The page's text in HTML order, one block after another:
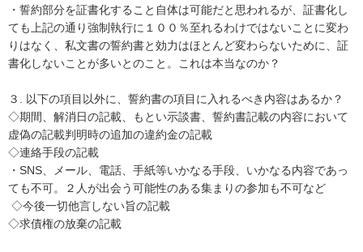
・誓約部分を証書化すること自体は可能だと思われるが、証書化し
ても上記の通り強制執行に１００％至れるわけではないことに変わ
りはなく、私文書の誓約書と効力はほとんど変わらないために、証
書化しないことが多いとのこと。これは本当なのか？
３. 以下の項目以外に、誓約書の項目に入れるべき内容はあるか？
◇期間、解消日の記載、もとい示談書、誓約書記載の内容において
虚偽の記載判明時の追加の違約金の記載
◇連絡手段の記載
・SNS、メール、電話、手紙等いかなる手段、いかなる内容であっ
ても不可。２人が出会う可能性のある集まりの参加も不可など
◇求債権の放棄の記載